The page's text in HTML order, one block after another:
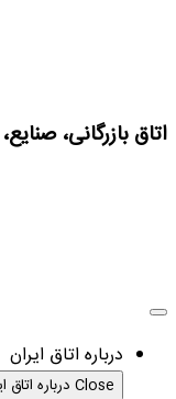
اتاق بازرگانی،
درباره اتاق ایران
Close درباره اتاق ایران